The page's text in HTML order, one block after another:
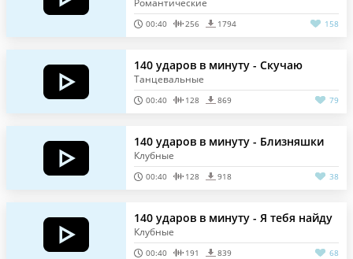
Романтические
00:40 256 1794 158
140 ударов в минуту - Скучаю
Танцевальные
00:40 128 869 79
140 ударов в минуту - Близняшки
Клубные
00:40 128 918 38
140 ударов в минуту - Я тебя найду
Клубные
00:40 191 839 68